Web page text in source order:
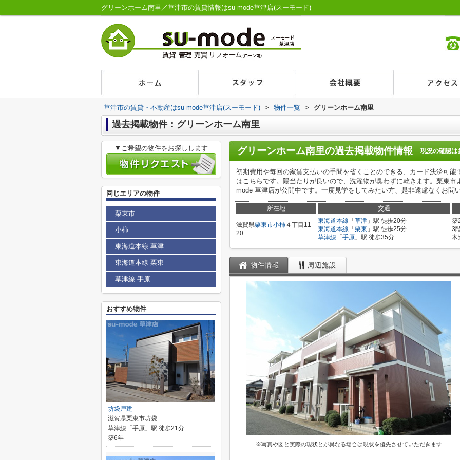
グリーンホーム南里／草津市の賃貸情報はsu-mode草津店(スーモード)
草津市の賃貸・不動産はsu-mode草津店(スーモード) > 物件一覧 > グリーンホーム南里
過去掲載物件：グリーンホーム南里
グリーンホーム南里の過去掲載物件情報 現況の確認は
初期費用や毎回の家賃支払いの手間を省くことのできる、カード決済可
はこちらです。陽当たりが良いので、洗濯物が臭わずに乾きます。栗東
mode 草津店が公開中です。一度見学をしてみたい方、是非遠慮なくお問
所在地 交通
滋賀県栗東市小柿４丁目11-
20
東海道本線 「 草津 」駅 徒歩20分
東海道本線 「 栗東 」駅 徒歩25分
草津線 「 手原 」駅 徒歩35分
築
3
木
物件情報 周辺施設
※写真や図と実際の現状とが異なる場合は現状を優先させていただきます
▼ご希望の物件をお探しします
同じエリアの物件
栗東市
小柿
東海道本線 草津
東海道本線 栗東
草津線 手原
おすすめ物件
坊袋戸建
滋賀県栗東市坊袋
草津線「手原」駅 徒歩21分
築6年